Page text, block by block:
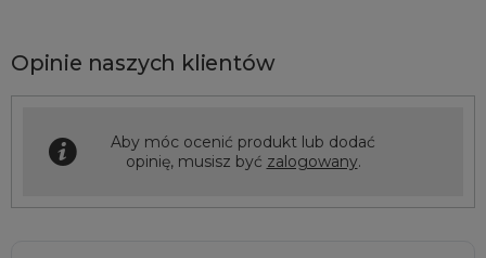
Opinie naszych klientów
Aby móc ocenić produkt lub dodać
opinię, musisz być zalogowany.